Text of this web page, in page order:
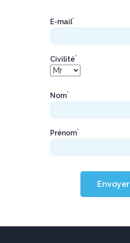
E-mail*
Civilité*
Nom*
Prénom*
Envoyer